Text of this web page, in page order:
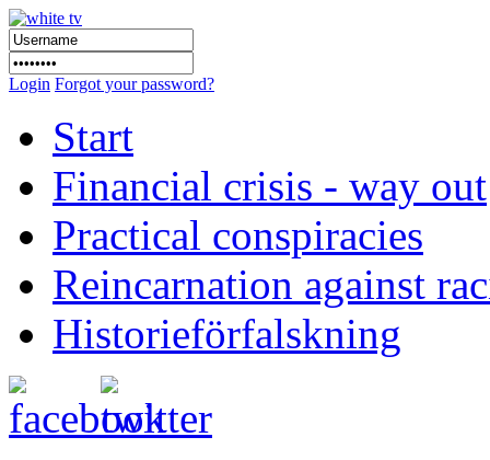
Login Forgot your password?
Start
Financial crisis - way out
Practical conspiracies
Reincarnation against
Historieförfalskning